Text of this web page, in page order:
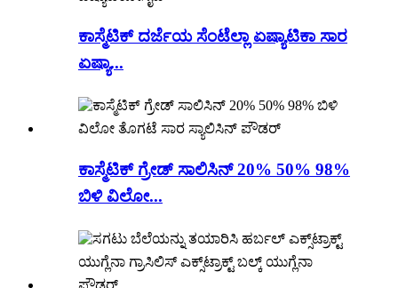
ಕಾಸ್ಮೆಟಿಕ್ ದರ್ಜೆಯ ಸೆಂಟೆಲ್ಲಾ ಏಷ್ಯಾಟಿಕಾ ಸಾರ
ಏಷ್ಯಾ...
ಕಾಸ್ಮೆಟಿಕ್ ಗ್ರೇಡ್ ಸಾಲಿಸಿನ್ 20% 50% 98%
ಬಿಳಿ ವಿಲೋ...